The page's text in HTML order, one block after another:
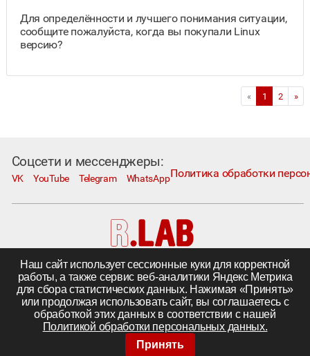
Для определённости и лучшего понимания ситуации,
сообщите пожалуйста, когда вы покупали Linux
версию?
« 1 2 »
Соцсети и мессенджеры:
VK YouTube Telegram WhatsAppПолитика обработки
Москва, Коровий Вал, д. 1А, стр. 1
Телефон:+7 495 230−1000; e-mail:in@rlab.ru
Другие города|Поставка комплектующих
©ООО «R.LAB», 2005—2026
Наш сайт использует сессионные куки для корректной
работы, а также сервис веб-аналитики Яндекс Метрика
для сбора статистических данных. Нажимая «Принять»
или продолжая использовать сайт, вы соглашаетесь с
обработкой этих данных в соответствии с нашей
Политикой обработки персональных данных.
Принять